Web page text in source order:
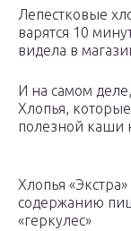
Лепестковые
варятся 10
видела в
И на самом
Хлопья,
полезной каши
Хлопья
содержанию
«геркулес»